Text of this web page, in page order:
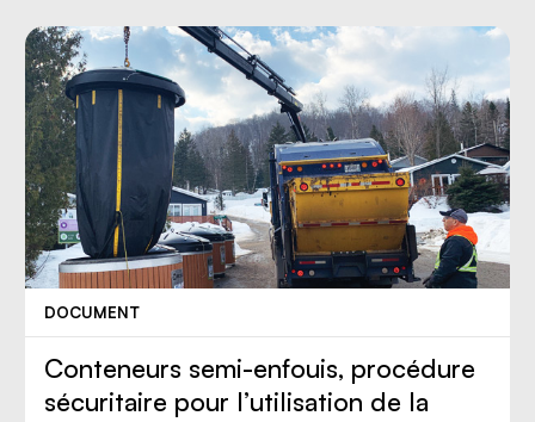
DOCUMENT
Conteneurs semi-enfouis, procédure
sécuritaire pour l’utilisation de la